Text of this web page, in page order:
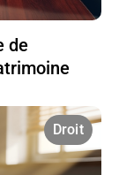
de
Droit